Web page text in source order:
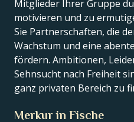
Mitglieder Ihrer Gruppe
motivieren und zu
Sie Partnerschaften, die
Wachstum und eine
fördern. Ambitionen,
Sehnsucht nach Freiheit
ganz privaten Bereich zu
Merkur in Fische